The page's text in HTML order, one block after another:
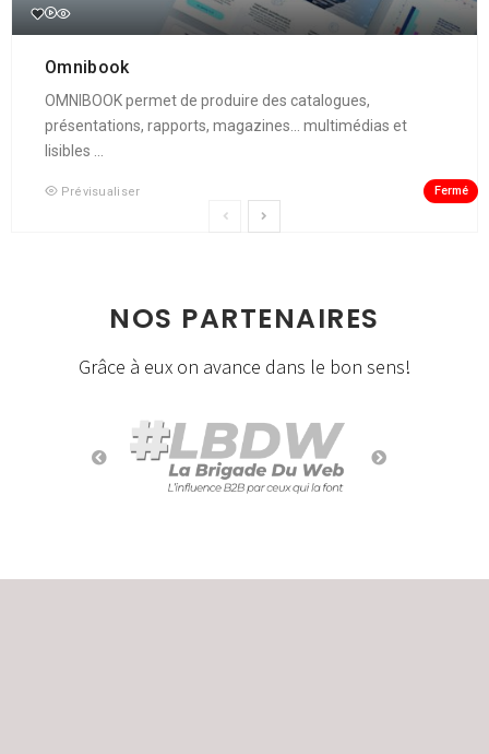
Omnibook
OMNIBOOK permet de produire des catalogues,
présentations, rapports, magazines... multimédias et
lisibles ...
Prévisualiser Fermé
NOS PARTENAIRES
Grâce à eux on avance dans le bon sens!